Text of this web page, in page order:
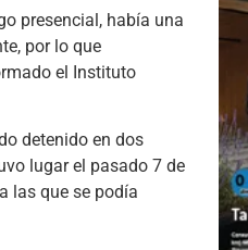
presencial, había una
por lo que
el Instituto
detenido en dos
lugar el pasado 7 de
las que se podía